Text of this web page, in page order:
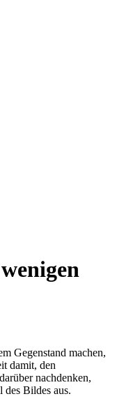
Gegenstand machen,
damit, den
nachdenken,
Bildes aus.